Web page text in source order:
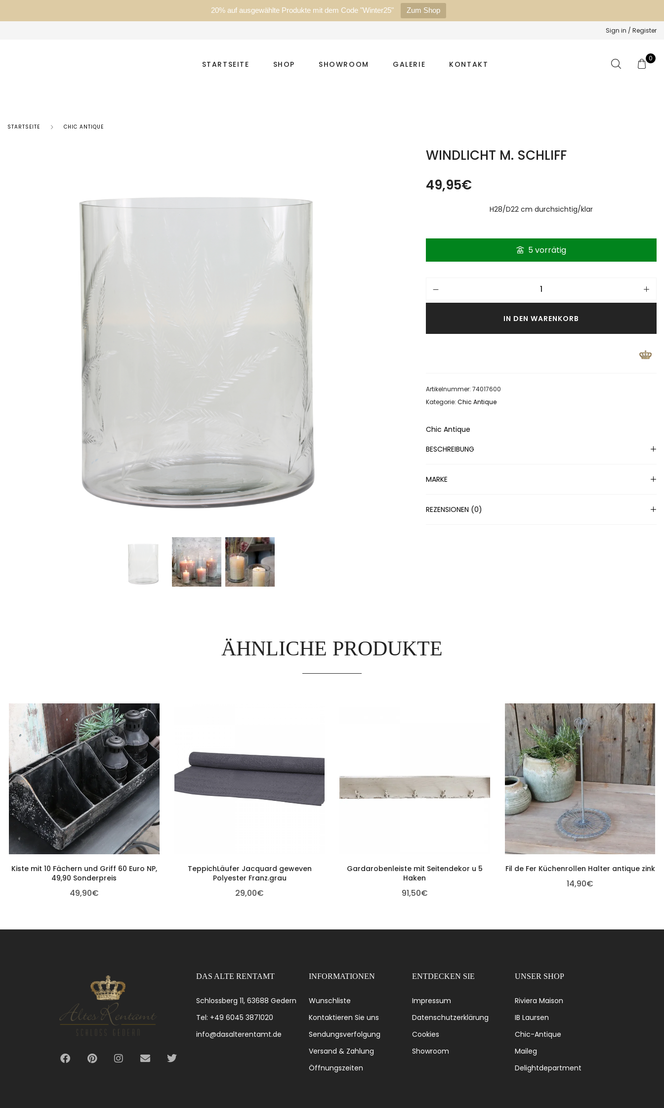
20% auf ausgewählte Produkte mit dem Code "Winter25" Zum Shop
Sign in / Register
STARTSEITE SHOP SHOWROOM GALERIE KONTAKT
0
STARTSEITE CHIC ANTIQUE
WINDLICHT M. SCHLIFF
49,95€
H28/D22 cm durchsichtig/klar
5 vorrätig
IN DEN WARENKORB
Artikelnummer: 74017600
Kategorie: Chic Antique
Chic Antique
BESCHREIBUNG
MARKE
REZENSIONEN (0)
ÄHNLICHE PRODUKTE
Kiste mit 10 Fächern und Griff 60 Euro NP,
49,90 Sonderpreis
49,90€
TeppichLäufer Jacquard geweven
Polyester Franz.grau
29,00€
Gardarobenleiste mit Seitendekor u 5
Haken
91,50€
Fil de Fer Küchenrollen Halter antique zink
14,90€
DAS ALTE RENTAMT
Schlossberg 11, 63688 Gedern
Tel: +49 6045 3871020
info@dasalterentamt.de
INFORMATIONEN
Wunschliste
Kontaktieren Sie uns
Sendungsverfolgung
Versand & Zahlung
Öffnungszeiten
ENTDECKEN SIE
Impressum
Datenschutzerklärung
Cookies
Showroom
UNSER SHOP
Riviera Maison
IB Laursen
Chic-Antique
Maileg
Delightdepartment